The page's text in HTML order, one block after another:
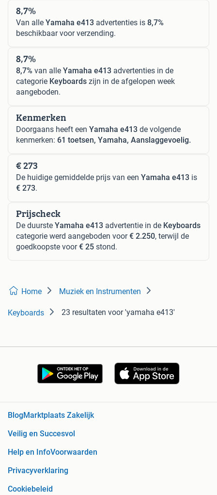
8,7%
Van alle Yamaha e413 advertenties is 8,7%
beschikbaar voor verzending.
8,7%
8,7% van alle Yamaha e413 advertenties in de
categorie Keyboards zijn in de afgelopen week
aangeboden.
Kenmerken
Doorgaans heeft een Yamaha e413 de volgende
kenmerken: 61 toetsen, Yamaha, Aanslaggevoelig.
€ 273
De huidige gemiddelde prijs van een Yamaha e413 is
€ 273.
Prijscheck
De duurste Yamaha e413 advertentie in de Keyboards
categorie werd aangeboden voor€ 2.250, terwijl de
goedkoopste voor€ 25 stond.
Home Muziek en Instrumenten
Keyboards 23 resultaten voor 'yamaha e413'
Blog Marktplaats Zakelijk
Veilig en Succesvol
Help en InfoVoorwaarden
Privacyverklaring
Cookiebeleid